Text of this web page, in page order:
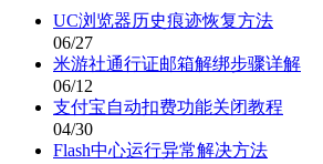
UC浏览器历史痕迹恢复方法
06/27
米游社通行证邮箱解绑步骤详解
06/12
支付宝自动扣费功能关闭教程
04/30
Flash中心运行异常解决方法